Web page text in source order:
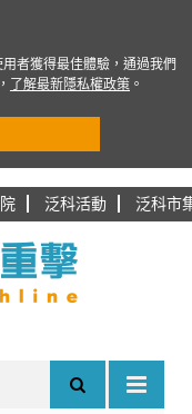
泛科活動 泛科市
者獲得最佳體驗，通過我們
了解最新隱私權政策 。